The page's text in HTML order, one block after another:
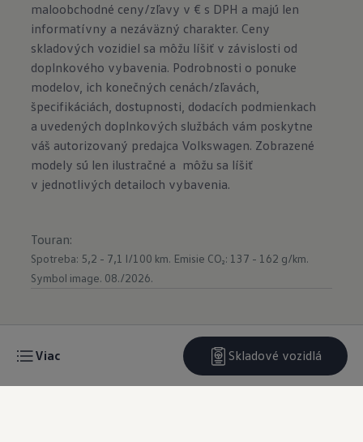
Skladové vozidlá
Viac
maloobchodné ceny/zľavy v € s DPH a majú len
informatívny a nezáväzný charakter. Ceny
skladových vozidiel sa môžu líšiť v závislosti od
doplnkového vybavenia. Podrobnosti o ponuke
modelov, ich konečných cenách/zľavách,
špecifikáciách, dostupnosti, dodacích podmienkach
a uvedených doplnkových službách vám poskytne
váš autorizovaný predajca Volkswagen. Zobrazené
modely sú len ilustračné a môžu sa líšiť
v jednotlivých detailoch vybavenia.
Touran:
Spotreba: 5,2 - 7,1 l/100 km. Emisie CO₂: 137 - 162 g/km.
Symbol image. 08./2026.